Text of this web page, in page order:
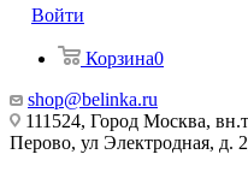
Войти
Корзина0
shop@belinka.ru
111524, Город Москва,
Перово, ул Электродная, д.